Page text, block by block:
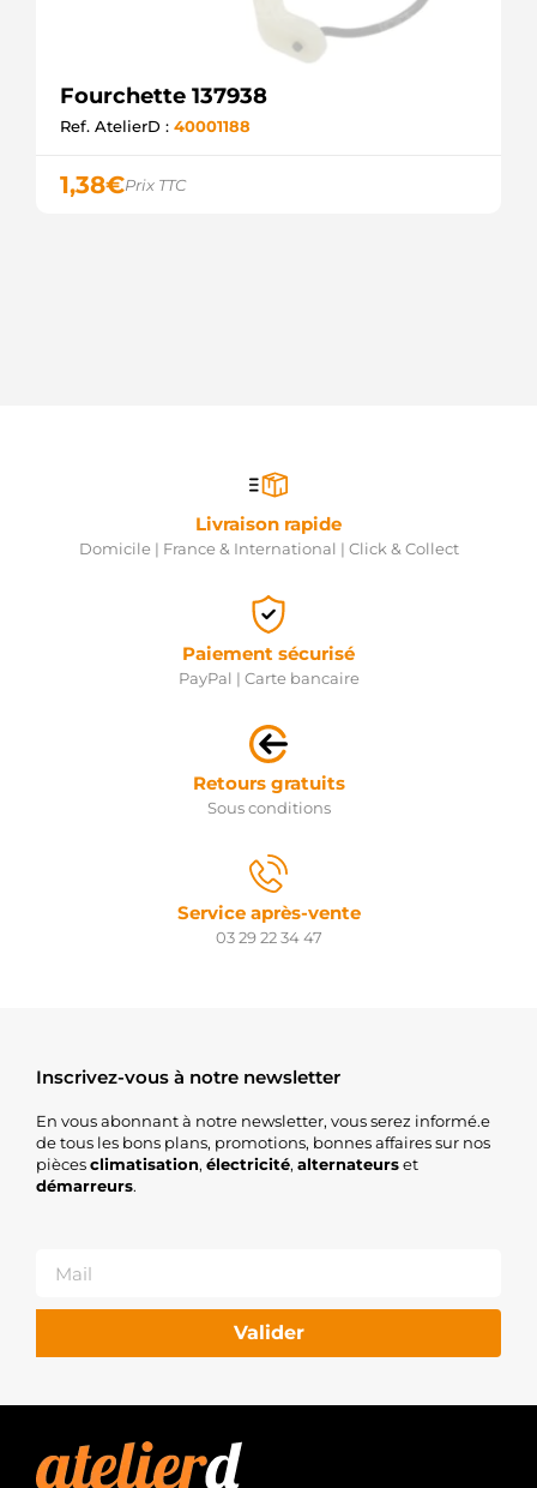
Fourchette 137938
Ref. AtelierD : 40001188
1,38€Prix TTC
Livraison rapide
Domicile | France & International | Click & Collect
Paiement sécurisé
PayPal | Carte bancaire
Retours gratuits
Sous conditions
Service après-vente
03 29 22 34 47
Inscrivez-vous à notre newsletter
En vous abonnant à notre newsletter, vous serez informé.e
de tous les bons plans, promotions, bonnes affaires sur nos
piècesclimatisation, électricité, alternateurset
démarreurs.
Valider